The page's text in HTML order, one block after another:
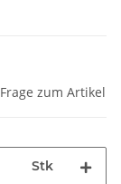
Frage zum Artikel
Stk